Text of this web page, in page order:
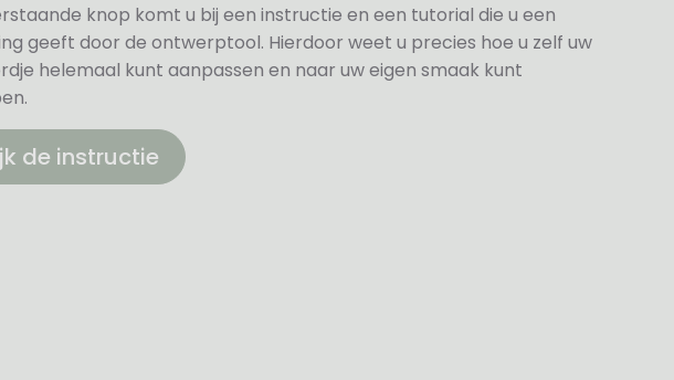
knop komt u bij een instructie en een tutorial die u een
geeft door de ontwerptool. Hierdoor weet u precies hoe u zelf uw
helemaal kunt aanpassen en naar uw eigen smaak kunt
de instructie